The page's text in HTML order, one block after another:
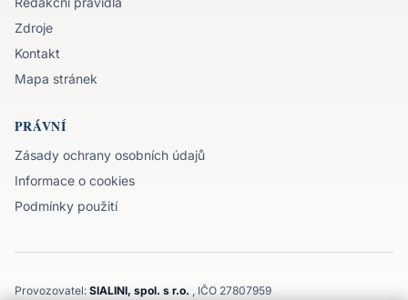
Zdroje
Kontakt
Mapa stránek
PRÁVNÍ
Zásady ochrany osobních údajů
Informace o cookies
Podmínky použití
Provozovatel: SIALINI, spol. s r.o. , IČO 27807959